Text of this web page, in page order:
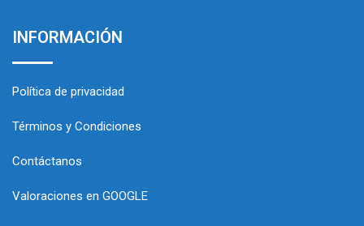
INFORMACIÓN
Política de privacidad
Términos y Condiciones
Contáctanos
Valoraciones en GOOGLE